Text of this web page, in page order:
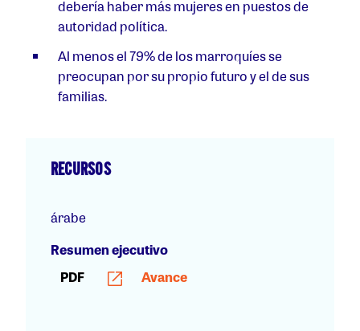
debería haber más mujeres en puestos de
autoridad política.
Al menos el 79% de los marroquíes se
preocupan por su propio futuro y el de sus
familias.
RECURSOS
árabe
Resumen ejecutivo
PDF
Avance